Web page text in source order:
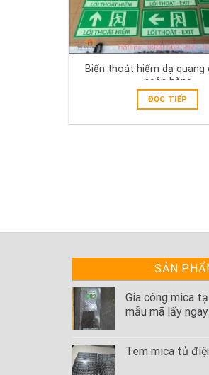
Biển thoát hiểm dạ quang
ngân hàng
ĐỌC TIẾP
SẢN
Gia công mica
mẫu mã lấy ngay
Tem mica tủ